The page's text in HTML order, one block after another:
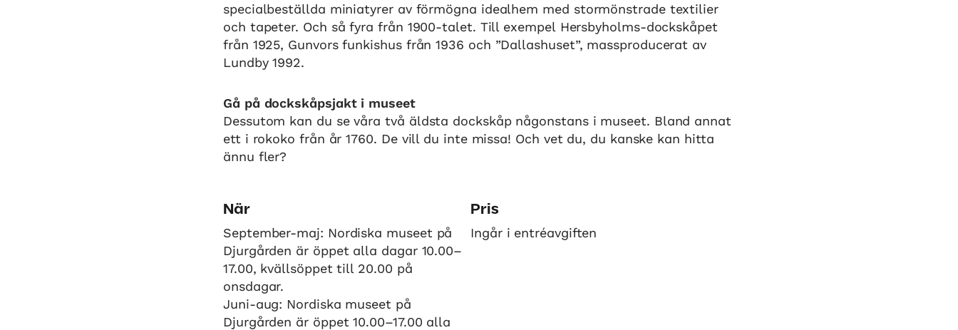
specialbeställda miniatyrer av förmögna idealhem med stormönstrade textilier
och tapeter. Och så fyra från 1900-talet. Till exempel Hersbyholms-dockskåpet
från 1925, Gunvors funkishus från 1936 och ”Dallashuset”, massproducerat av
Lundby 1992.
Gå på dockskåpsjakt i museet
Dessutom kan du se våra två äldsta dockskåp någonstans i museet. Bland annat
ett i rokoko från år 1760. De vill du inte missa! Och vet du, du kanske kan hitta
ännu fler?
När
September-maj: Nordiska museet på
Djurgården är öppet alla dagar 10.00–
17.00, kvällsöppet till 20.00 på
onsdagar.
Juni-aug: Nordiska museet på
Djurgården är öppet 10.00–17.00 alla
Pris
Ingår i entréavgiften